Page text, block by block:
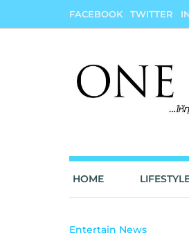
FACEBOOK TWITTER
HOME
Entertain News